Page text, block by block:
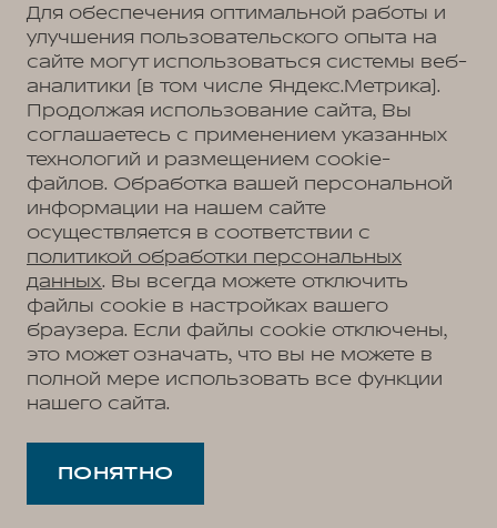
Для обеспечения оптимальной работы и
улучшения пользовательского опыта на
сайте могут использоваться системы веб-
аналитики (в том числе Яндекс.Метрика).
Продолжая использование сайта, Вы
соглашаетесь с применением указанных
технологий и размещением cookie-
файлов. Обработка вашей персональной
информации на нашем сайте
осуществляется в соответствии с
политикой обработки персональных
данных. Вы всегда можете отключить
файлы cookie в настройках вашего
браузера. Если файлы cookie отключены,
это может означать, что вы не можете в
полной мере использовать все функции
нашего сайта.
ПОНЯТНО